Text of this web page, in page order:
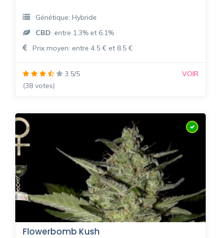
Génétique: Hybride
CBD: entre 1.3% et 6.1%
Prix moyen: entre 4.5 € et 8.5 €
3.5/5
(38 votes)
VOIR
Flowerbomb Kush